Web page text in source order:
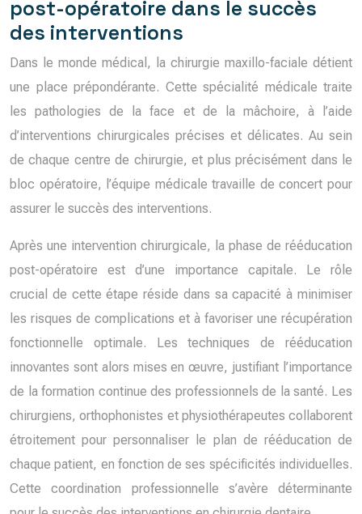
post-opératoire dans le succès
des interventions
Dans le monde médical, la chirurgie maxillo-faciale détient
une place prépondérante. Cette spécialité médicale traite
les pathologies de la face et de la mâchoire, à l’aide
d’interventions chirurgicales précises et délicates. Au sein
de chaque centre de chirurgie, et plus précisément dans le
bloc opératoire, l’équipe médicale travaille de concert pour
assurer le succès des interventions.
Après une intervention chirurgicale, la phase de rééducation
post-opératoire est d’une importance capitale. Le rôle
crucial de cette étape réside dans sa capacité à minimiser
les risques de complications et à favoriser une récupération
fonctionnelle optimale. Les techniques de rééducation
innovantes sont alors mises en œuvre, justifiant l’importance
de la formation continue des professionnels de la santé. Les
chirurgiens, orthophonistes et physiothérapeutes collaborent
étroitement pour personnaliser le plan de rééducation de
chaque patient, en fonction de ses spécificités individuelles.
Cette coordination professionnelle s’avère déterminante